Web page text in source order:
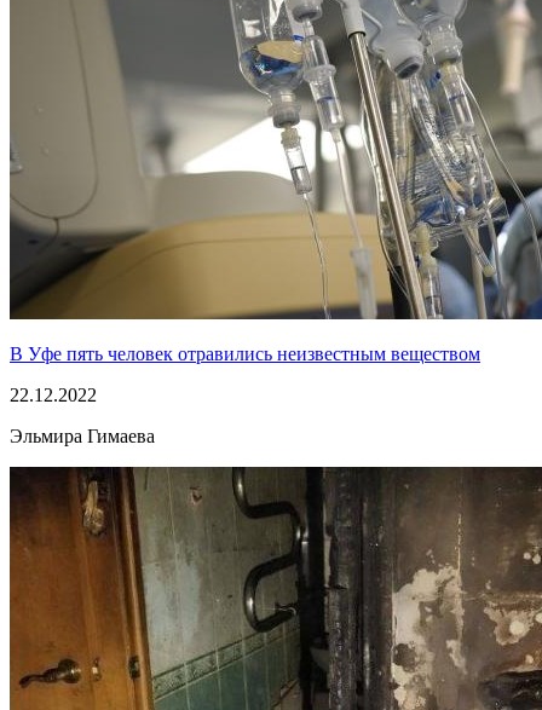
В Уфе пять человек отравились неизвестным веществом
22.12.2022
Эльмира Гимаева